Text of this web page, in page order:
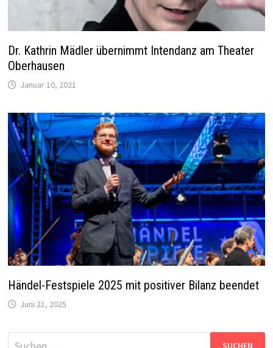
Dr. Kathrin Mädler übernimmt Intendanz am Theater
Oberhausen
Januar 10, 2021
Händel-Festspiele 2025 mit positiver Bilanz beendet
Juni 21, 2025
Suchen